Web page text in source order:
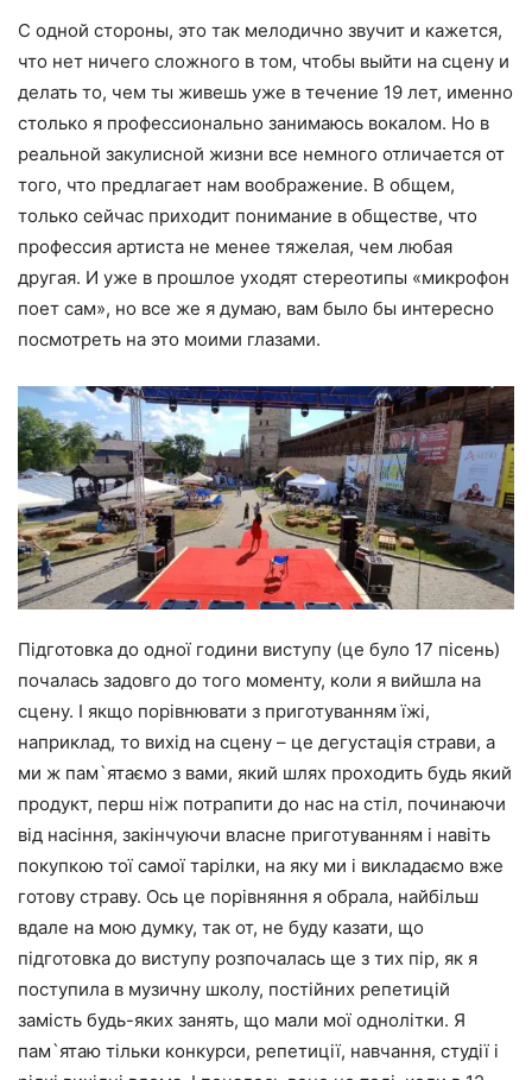
С одной стороны, это так мелодично звучит и кажется,
что нет ничего сложного в том, чтобы выйти на сцену и
делать то, чем ты живешь уже в течение 19 лет, именно
столько я профессионально занимаюсь вокалом. Но в
реальной закулисной жизни все немного отличается от
того, что предлагает нам воображение. В общем,
только сейчас приходит понимание в обществе, что
профессия артиста не менее тяжелая, чем любая
другая. И уже в прошлое уходят стереотипы «микрофон
поет сам», но все же я думаю, вам было бы интересно
посмотреть на это моими глазами.
Підготовка до одної години виступу (це було 17 пісень)
почалась задовго до того моменту, коли я вийшла на
сцену. I якщо порівнювати з приготуванням їжі,
наприклад, то вихід на сцену – це дегустація страви, а
ми ж пам`ятаємо з вами, який шлях проходить будь який
продукт, перш ніж потрапити до нас на стіл, починаючи
від насіння, закінчуючи власне приготуванням і навіть
покупкою тої самої тарілки, на яку ми і викладаємо вже
готову страву. Ось це порівняння я обрала, найбільш
вдале на мою думку, так от, не буду казати, що
підготовка до виступу розпочалась ще з тих пір, як я
поступила в музичну школу, постійних репетицій
замість будь-яких занять, що мали мої однолітки. Я
пам`ятаю тільки конкурси, репетиції, навчання, студії і